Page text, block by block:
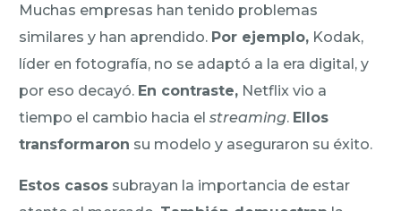
Muchas empresas han tenido problemas
similares y han aprendido. Por ejemplo, Kodak,
líder en fotografía, no se adaptó a la era digital, y
por eso decayó. En contraste, Netflix vio a
tiempo el cambio hacia elstreaming. Ellos
transformaron su modelo y aseguraron su éxito.
Estos casos subrayan la importancia de estar